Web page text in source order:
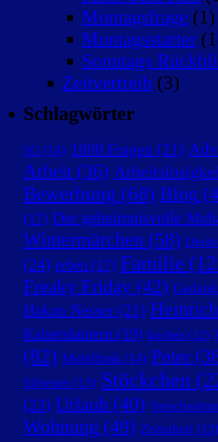
Montagsfrage (1)
Montagsstarter
Sonntags
Zeitvertreib (3)
Schlagwörter
5G (14) 1000 Fragen (21)
Arbeit (36)
Bewerbung (68) Blog
(17) Der geheimnisvolle
Wintermärchen (58)
(24) erben (17) Familie
Freaky Friday (42)
Hakan Nesser (21)
Kaiserslautern (19) kochen (12)
(82) Mobilfunk (14) Peter
Silvester (13) Stöckchen
(23) Urlaub (40)
Wohnung (49) Zeitarbeit